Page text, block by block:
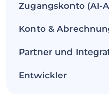
Zugangskonto (AI-
Konto &
Partner und
Entwickler